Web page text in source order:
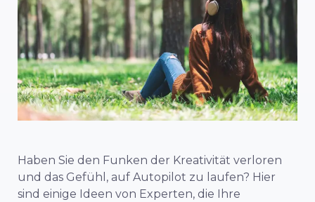
Haben Sie den Funken der Kreativität verloren
und das Gefühl, auf Autopilot zu laufen? Hier
sind einige Ideen von Experten, die Ihre